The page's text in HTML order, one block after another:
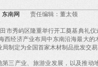
东南网
责任编辑：董太领
市秀屿区隆重举行开工奠基典礼
西经济产业布局中东南沿海最大
制定为全国首家木材制品批发交
三产业、旅游业发展，以及推动